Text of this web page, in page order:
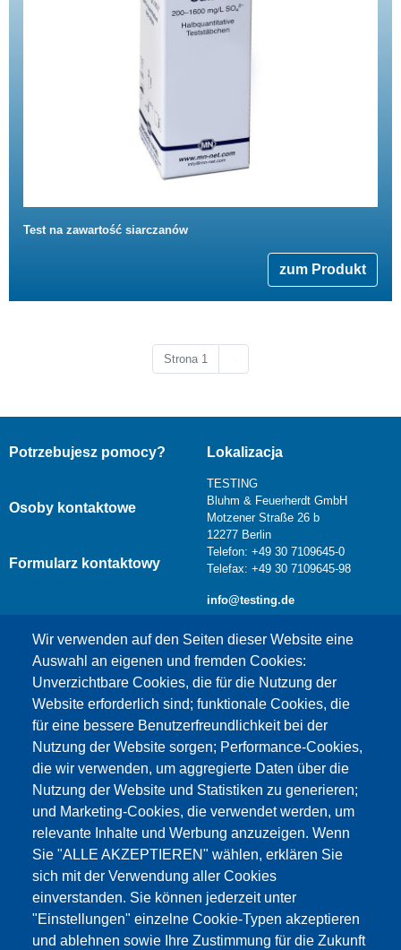
Test na zawartość siarczanów
zum Produkt
Strona 1
Wir verwenden auf den Seiten dieser Website eine
Auswahl an eigenen und fremden Cookies:
Unverzichtbare Cookies, die für die Nutzung der
Website erforderlich sind; funktionale Cookies, die
für eine bessere Benutzerfreundlichkeit bei der
Nutzung der Website sorgen; Performance-Cookies,
die wir verwenden, um aggregierte Daten über die
Nutzung der Website und Statistiken zu generieren;
und Marketing-Cookies, die verwendet werden, um
relevante Inhalte und Werbung anzuzeigen. Wenn
Sie "ALLE AKZEPTIEREN" wählen, erklären Sie
sich mit der Verwendung aller Cookies
einverstanden. Sie können jederzeit unter
"Einstellungen" einzelne Cookie-Typen akzeptieren
und ablehnen sowie Ihre Zustimmung für die Zukunft
Potrzebujesz pomocy?
Osoby kontaktowe
Formularz kontaktowy
Lokalizacja
TESTING
Bluhm & Feuerherdt GmbH
Motzener Straße 26 b
12277 Berlin
Telefon: +49 30 7109645-0
Telefax: +49 30 7109645-98
info@testing.de
Dieser Inhalt ist blockiert, da die Google Maps
Cookies nicht akzeptiert wurden.
NUR DIE GOOGLE MAPS COOKIES
AKZEPTIEREN.
Alle Cookies akzeptieren